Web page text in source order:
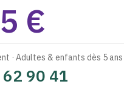
€
· Adultes & enfants dès 5 ans
90 41